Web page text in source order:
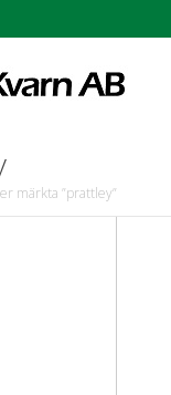
märkta ”prattley”